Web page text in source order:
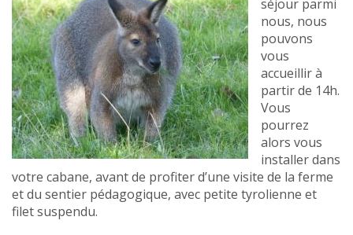
séjour parmi
nous, nous
pouvons
vous
accueillir à
partir de 14h.
Vous
pourrez
alors vous
installer dans
votre cabane, avant de profiter d’une visite de la ferme
et du sentier pédagogique, avec petite tyrolienne et
filet suspendu.